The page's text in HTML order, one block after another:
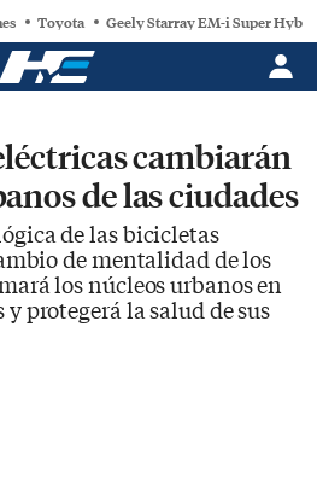
Toyota Geely Starray EM-i Super
cambiarán
de las ciudades
de las bicicletas
de mentalidad de los
los núcleos urbanos en
protegerá la salud de sus